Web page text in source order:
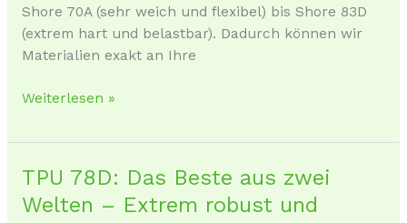
Shore 70A (sehr weich und flexibel) bis Shore 83D
(extrem hart und belastbar). Dadurch können wir
Materialien exakt an Ihre
Weiterlesen »
TPU 78D: Das Beste aus zwei
Welten – Extrem robust und
TPU
78D:
Das